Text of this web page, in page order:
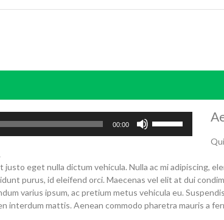
00:00
to
increase
or
decrease
justo eget nulla dictum vehicula. Nulla ac mi adipiscing,
purus, id eleifend orci. Maecenas vel elit at dui
varius ipsum, ac pretium metus vehicula eu.
interdum mattis. Aenean commodo pharetra mauris a